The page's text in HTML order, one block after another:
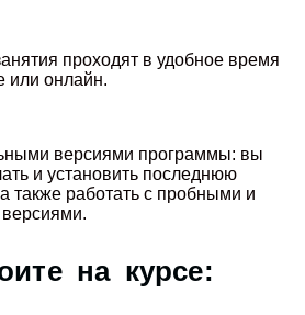
проходят в удобное время
или онлайн.
версиями программы: вы
и установить последнюю
также работать с пробными и
на курсе: